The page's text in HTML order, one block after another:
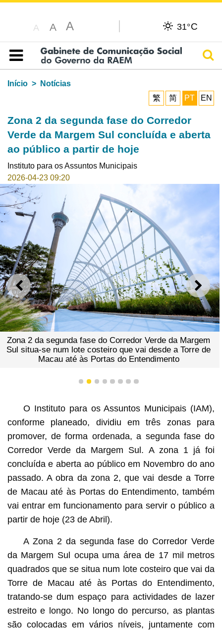
A A A 31°C
Índice
Início
Notícias
繁
简 PT EN
Zona 2 da segunda fase do Corredor
Verde da Margem Sul concluída e aberta
ao público a partir de hoje
Instituto para os Assuntos Municipais
2026-04-23 09:20
ANTERIOR
Zona 2 da segunda fase do Corredor Verde da Margem
Sul situa-se num lote costeiro que vai desde a Torre de
Macau até às Portas do Entendimento
1 2 3 4 5 6 7 8
O Instituto para os Assuntos Municipais (IAM),
conforme planeado, dividiu em três zonas para
promover, de forma ordenada, a segunda fase do
Corredor Verde da Margem Sul. A zona 1 já foi
concluída e aberta ao público em Novembro do ano
passado. A obra da zona 2, que vai desde a Torre
de Macau até às Portas do Entendimento, também
vai entrar em funcionamento para servir o público a
partir de hoje (23 de Abril).
A Zona 2 da segunda fase do Corredor Verde
da Margem Sul ocupa uma área de 17 mil metros
quadrados que se situa num lote costeiro que vai da
Torre de Macau até às Portas do Entendimento,
tratando-se dum espaço para actividades de lazer
estreito e longo. No longo do percurso, as plantas
são colocadas em vários níveis, juntamente com